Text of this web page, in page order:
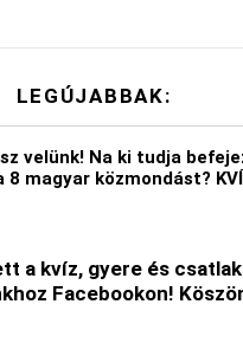
LEGÚJABBAK:
velünk! Na ki tudja
8 magyar közmondást?
a kvíz, gyere és
Facebookon!